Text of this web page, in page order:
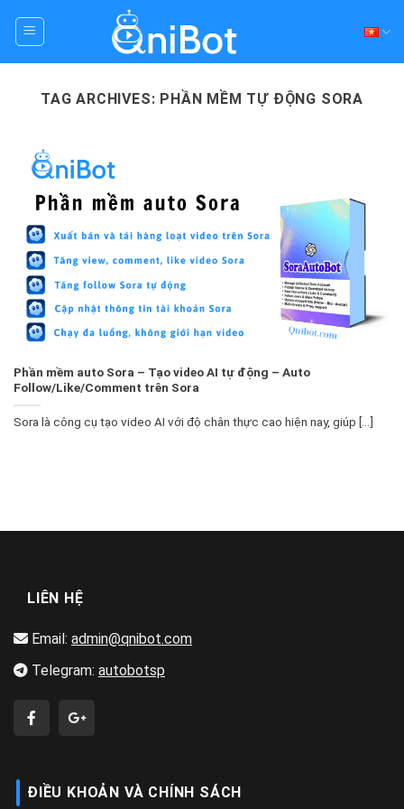
TAG ARCHIVES: PHẦN MỀM TỰ ĐỘNG SORA
Phần mềm auto Sora – Tạo video AI tự động – Auto
Follow/Like/Comment trên Sora
Sora là công cụ tạo video AI với độ chân thực cao hiện nay, giúp [...]
LIÊN HỆ
Email: admin@qnibot.com
Telegram: autobotsp
ĐIỀU KHOẢN VÀ CHÍNH SÁCH